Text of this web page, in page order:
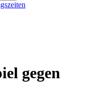
gegen